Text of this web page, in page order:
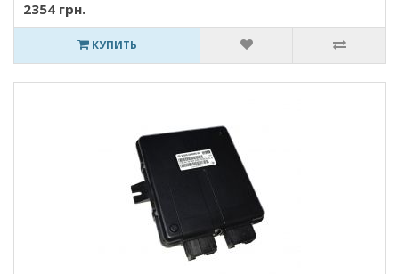
2354 грн.
КУПИТЬ